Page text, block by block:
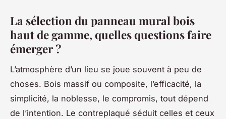
La sélection du panneau mural bois
haut de gamme, quelles questions faire
émerger ?
L’atmosphère d’un lieu se joue souvent à peu de
choses. Bois massif ou composite, l’efficacité, la
simplicité, la noblesse, le compromis, tout dépend
de l’intention. Le contreplaqué séduit celles et ceux